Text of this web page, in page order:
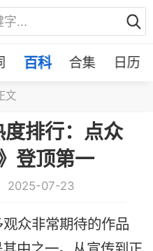
百科 合集 日历
文
排行：点众
登顶第一
2025-07-23
众非常期待的作品